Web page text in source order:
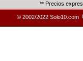
** Precios
© 2002/2022 Solo10.com